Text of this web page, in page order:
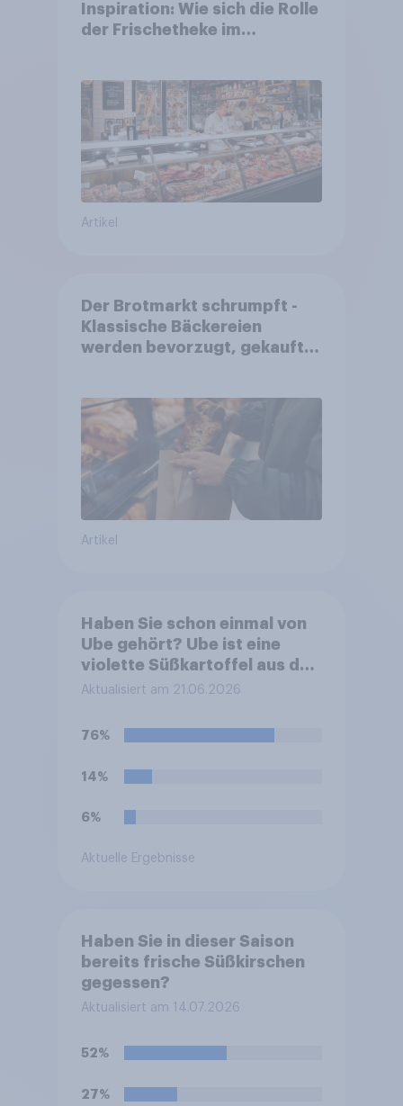
Inspiration: Wie sich die Rolle
der Frischetheke im
Artikel
Der Brotmarkt schrumpft -
Klassische Bäckereien
werden bevorzugt, gekauft
Artikel
Haben Sie schon einmal von
Ube gehört? Ube ist eine
violette Süßkartoffel aus den
Philippinen, die häufig zum
von Süßspeisen verwendet
Aktualisiert am 21.06.2026
76%
14%
6%
Aktuelle Ergebnisse
Haben Sie in dieser Saison
bereits frische Süßkirschen
gegessen?
Aktualisiert am 14.07.2026
52%
27%